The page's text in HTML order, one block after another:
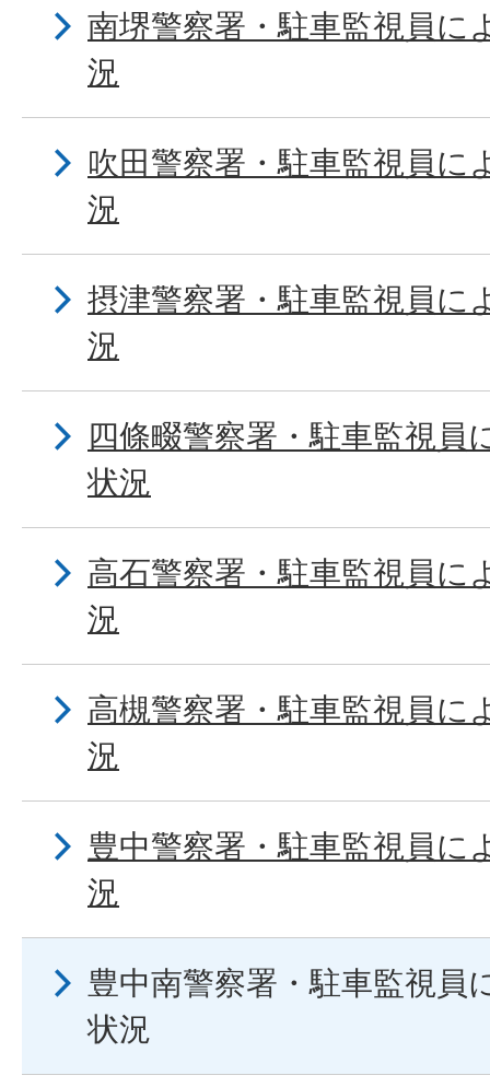
南堺警察署・駐車監視員に
況
吹田警察署・駐車監視員に
況
摂津警察署・駐車監視員に
況
四條畷警察署・駐車監視員
状況
高石警察署・駐車監視員に
況
高槻警察署・駐車監視員に
況
豊中警察署・駐車監視員に
況
豊中南警察署・駐車監視員
状況